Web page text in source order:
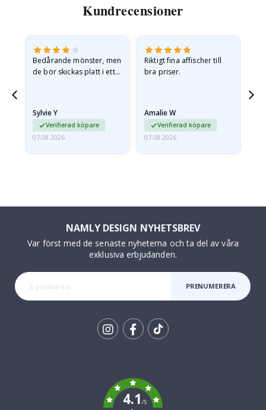
Kundrecensioner
Bedårande mönster, men
de bör skickas platt i ett
Sylvie Y
Verifierad köpare
07.08.2026
Riktigt fina affischer till
bra priser.
Amalie W
Verifierad köpare
07.08.2026
NAMLY DESIGN NYHETSBREV
Var först med de senaste nyheterna och ta del av våra
exklusiva erbjudanden.
PRENUMERERA
4.1/5